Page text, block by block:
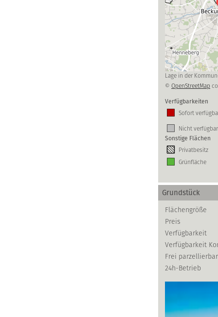
Lage in der
© OpenStreetMap
Verfügbarkeiten
Sofort
Nicht
Sonstige Flächen
Privatbesitz
Grünfläche
Grundstück
Flächengröße
Preis
Verfügbarkeit
Verfügbarkeit
Frei parzellierbar
24h-Betrieb